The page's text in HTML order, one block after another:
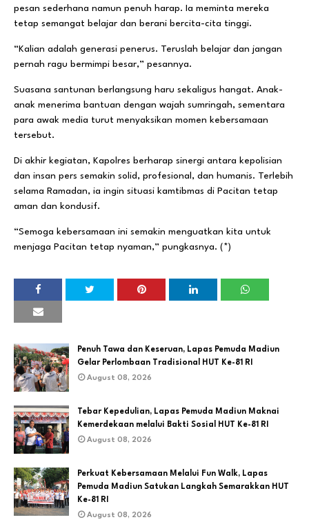
pesan sederhana namun penuh harap. Ia meminta mereka
tetap semangat belajar dan berani bercita-cita tinggi.
“Kalian adalah generasi penerus. Teruslah belajar dan jangan
pernah ragu bermimpi besar,” pesannya.
Suasana santunan berlangsung haru sekaligus hangat. Anak-
anak menerima bantuan dengan wajah sumringah, sementara
para awak media turut menyaksikan momen kebersamaan
tersebut.
Di akhir kegiatan, Kapolres berharap sinergi antara kepolisian
dan insan pers semakin solid, profesional, dan humanis. Terlebih
selama Ramadan, ia ingin situasi kamtibmas di Pacitan tetap
aman dan kondusif.
“Semoga kebersamaan ini semakin menguatkan kita untuk
menjaga Pacitan tetap nyaman,” pungkasnya. (*)
Penuh Tawa dan Keseruan, Lapas Pemuda Madiun
Gelar Perlombaan Tradisional HUT Ke-81 RI
August 08, 2026
Tebar Kepedulian, Lapas Pemuda Madiun Maknai
Kemerdekaan melalui Bakti Sosial HUT Ke-81 RI
August 08, 2026
Perkuat Kebersamaan Melalui Fun Walk, Lapas
Pemuda Madiun Satukan Langkah Semarakkan HUT
Ke-81 RI
August 08, 2026